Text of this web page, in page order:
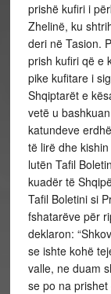
prishë kufiri i
Zhelinë, ku
deri në Tasion.
prish kufiri që e
pike kufitare i
Shqiptarët e
vetë u
katundeve
të lirë dhe
lutën Tafil
kuadër të
Tafil Boletini si
fshatarëve për
deklaron:
se ishte kohë
valle, ne duam
se po na